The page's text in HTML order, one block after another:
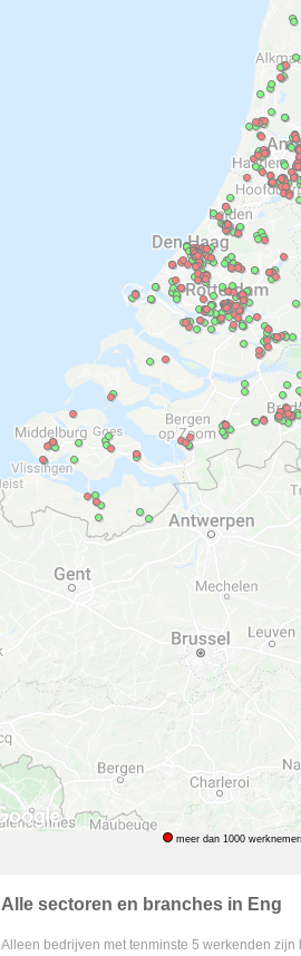
meer dan 1000
Alle sectoren en branches in Eng
Alleen bedrijven met tenminste 5 werkenden